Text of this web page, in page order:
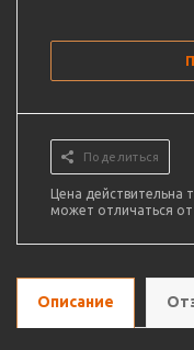
Поделиться
Цена действительна
может отличаться
Описание